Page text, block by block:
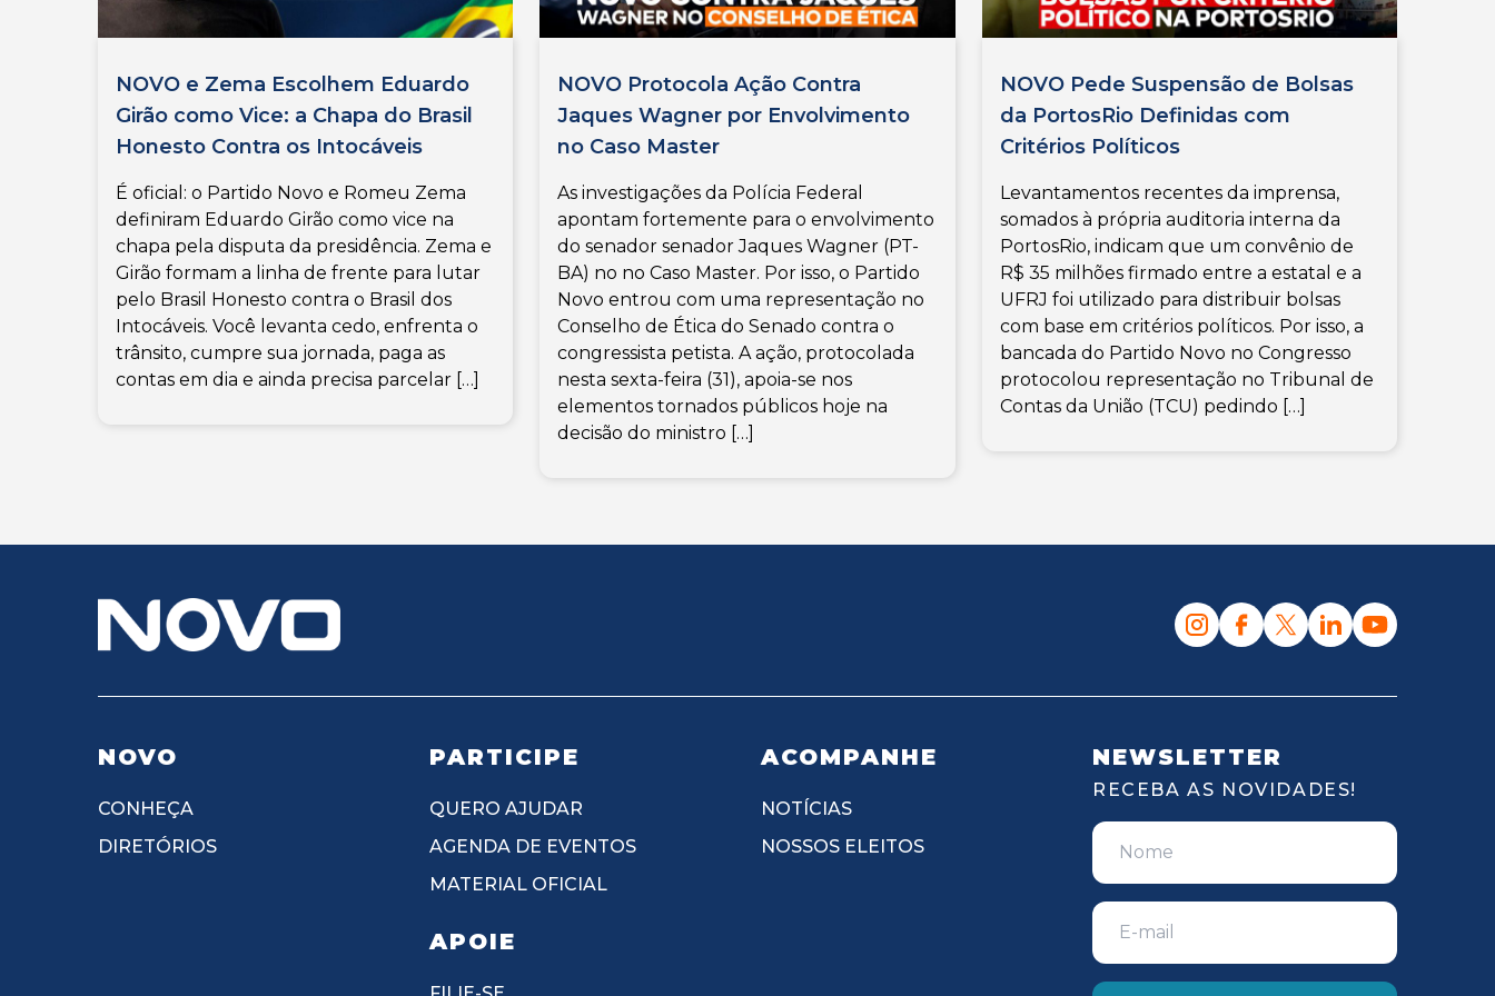
NOVO e Zema Escolhem Eduardo
Girão como Vice: a Chapa do Brasil
Honesto Contra os Intocáveis
É oficial: o Partido Novo e Romeu Zema
definiram Eduardo Girão como vice na
chapa pela disputa da presidência. Zema e
Girão formam a linha de frente para lutar
pelo Brasil Honesto contra o Brasil dos
Intocáveis. Você levanta cedo, enfrenta o
trânsito, cumpre sua jornada, paga as
contas em dia e ainda precisa parcelar […]
NOVO Protocola Ação Contra
Jaques Wagner por Envolvimento
no Caso Master
As investigações da Polícia Federal
apontam fortemente para o envolvimento
do senador senador Jaques Wagner (PT-
BA) no no Caso Master. Por isso, o Partido
Novo entrou com uma representação no
Conselho de Ética do Senado contra o
congressista petista. A ação, protocolada
nesta sexta-feira (31), apoia-se nos
elementos tornados públicos hoje na
decisão do ministro […]
NOVO Pede Suspensão de Bolsas
da PortosRio Definidas com
Critérios Políticos
Levantamentos recentes da imprensa,
somados à própria auditoria interna da
PortosRio, indicam que um convênio de
R$ 35 milhões firmado entre a estatal e a
UFRJ foi utilizado para distribuir bolsas
com base em critérios políticos. Por isso, a
bancada do Partido Novo no Congresso
protocolou representação no Tribunal de
Contas da União (TCU) pedindo […]
NOVO
CONHEÇA
DIRETÓRIOS
PARTICIPE
QUERO AJUDAR
AGENDA DE EVENTOS
MATERIAL OFICIAL
APOIE
ACOMPANHE
NOTÍCIAS
NOSSOS ELEITOS
NEWSLETTER
RECEBA AS NOVIDADES!